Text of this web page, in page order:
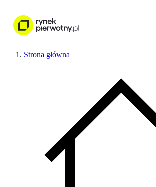
Strona główna